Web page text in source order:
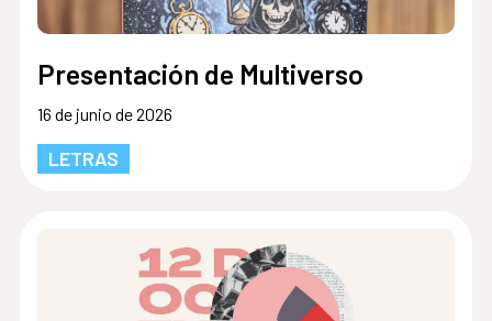
Presentación de Multiverso
16 de junio de 2026
LETRAS